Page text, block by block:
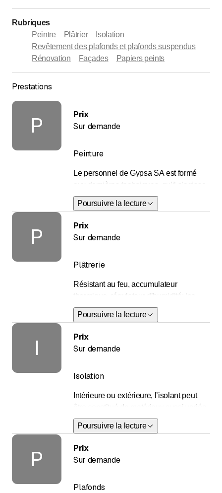
Rubriques
Peintre
Plâtrier
Isolation
Revêtement des plafonds et plafonds suspendus
Rénovation
Façades Papiers peints
Prestations
P
Peinture
Le personnel de Gypsa SA est formé
aux dernières techniques, qu’il s’agisse
de travaux en intérieur ou en extérieur. Il
s’adapte aux souhaits du maître
d’ouvrage qui se montre sensible à
l’utilisation de produits exempts de
chaux, naturels, à base d’argile, etc.
Poursuivre la lecture
Prix
Sur demande
P
Plâtrerie
Résistant au feu, accumulateur
thermique, régulateur d’humidité: les
précieuses qualités du plâtre et des
produits préfabriqués dans cette matière
en font un incontournable de la
construction.
Poursuivre la lecture
Prix
Sur demande
I
Isolation
Intérieure ou extérieure, l’isolant peut
être constitué de matériaux aussi variés
que le polystyrène ou la laine minérale,
sans compter tous les panneaux
composites de technologie plus récente.
Poursuivre la lecture
Prix
Sur demande
P
Plafonds
Prix
Sur demande